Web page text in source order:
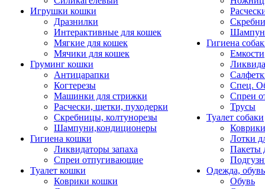
Игрушки кошки
Дразнилки
Интерактивные для кошек
Мягкие для кошек
Мячики для кошек
Груминг кошки
Антицарапки
Когтерезы
Машинки для стрижки
Расчески, щетки, пуходерки
Скребницы, колтунорезы
Шампуни,кондиционеры
Гигиена кошки
Ликвидаторы запаха
Спреи отпугивающие
Туалет кошки
Коврики кошки
Гигиена
Емкости
Спец.
Спреи
Трусы
Туалет собаки
Коврики
Лотки
Пакеты
Одежда, обувь
Обувь